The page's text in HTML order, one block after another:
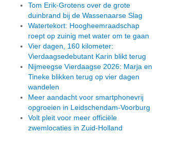
Tom Erik-Grotens over de grote
duinbrand bij de Wassenaarse Slag
Watertekort: Hoogheemraadschap
roept op zuinig met water om te gaan
Vier dagen, 160 kilometer:
Vierdaagsedebutant Karin blikt terug
Nijmeegse Vierdaagse 2026: Marja en
Tineke blikken terug op vier dagen
wandelen
Meer aandacht voor smartphonevrij
opgroeien in Leidschendam-Voorburg
Volt pleit voor meer officiële
zwemlocaties in Zuid-Holland